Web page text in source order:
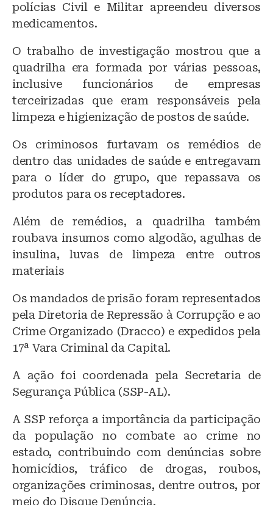
polícias Civil e Militar apreendeu diversos
medicamentos.
O trabalho de investigação mostrou que a
quadrilha era formada por várias pessoas,
inclusive funcionários de empresas
terceirizadas que eram responsáveis pela
limpeza e higienização de postos de saúde.
Os criminosos furtavam os remédios de
dentro das unidades de saúde e entregavam
para o líder do grupo, que repassava os
produtos para os receptadores.
Além de remédios, a quadrilha também
roubava insumos como algodão, agulhas de
insulina, luvas de limpeza entre outros
materiais
Os mandados de prisão foram representados
pela Diretoria de Repressão à Corrupção e ao
Crime Organizado (Dracco) e expedidos pela
17ª Vara Criminal da Capital.
A ação foi coordenada pela Secretaria de
Segurança Pública (SSP-AL).
A SSP reforça a importância da participação
da população no combate ao crime no
estado, contribuindo com denúncias sobre
homicídios, tráfico de drogas, roubos,
organizações criminosas, dentre outros, por
meio do Disque Denúncia.